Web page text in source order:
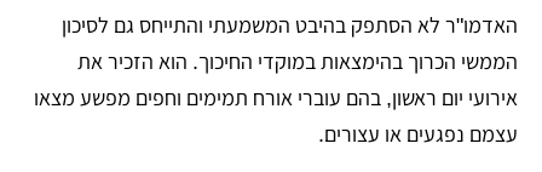
​האדמו"ר לא הסתפק בהיבט המשמעתי והתייחס גם לסיכון
הממשי הכרוך בהימצאות במוקדי החיכוך. הוא הזכיר את
אירועי יום ראשון, בהם עוברי אורח תמימים וחפים מפשע מצאו
עצמם נפגעים או עצורים.